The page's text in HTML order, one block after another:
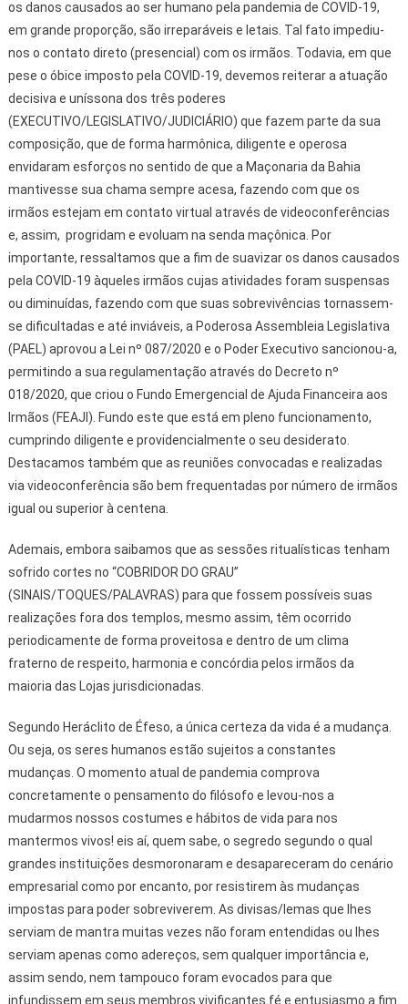
os danos causados ao ser humano pela pandemia de COVID-19,
em grande proporção, são irreparáveis e letais. Tal fato impediu-
nos o contato direto (presencial) com os irmãos. Todavia, em que
pese o óbice imposto pela COVID-19, devemos reiterar a atuação
decisiva e uníssona dos três poderes
(EXECUTIVO/LEGISLATIVO/JUDICIÁRIO) que fazem parte da sua
composição, que de forma harmônica, diligente e operosa
envidaram esforços no sentido de que a Maçonaria da Bahia
mantivesse sua chama sempre acesa, fazendo com que os
irmãos estejam em contato virtual através de videoconferências
e, assim, progridam e evoluam na senda maçônica. Por
importante, ressaltamos que a fim de suavizar os danos causados
pela COVID-19 àqueles irmãos cujas atividades foram suspensas
ou diminuídas, fazendo com que suas sobrevivências tornassem-
se dificultadas e até inviáveis, a Poderosa Assembleia Legislativa
(PAEL) aprovou a Lei nº 087/2020 e o Poder Executivo sancionou-a,
permitindo a sua regulamentação através do Decreto nº
018/2020, que criou o Fundo Emergencial de Ajuda Financeira aos
Irmãos (FEAJI). Fundo este que está em pleno funcionamento,
cumprindo diligente e providencialmente o seu desiderato.
Destacamos também que as reuniões convocadas e realizadas
via videoconferência são bem frequentadas por número de irmãos
igual ou superior à centena.
Ademais, embora saibamos que as sessões ritualísticas tenham
sofrido cortes no “COBRIDOR DO GRAU”
(SINAIS/TOQUES/PALAVRAS) para que fossem possíveis suas
realizações fora dos templos, mesmo assim, têm ocorrido
periodicamente de forma proveitosa e dentro de um clima
fraterno de respeito, harmonia e concórdia pelos irmãos da
maioria das Lojas jurisdicionadas.
Segundo Heráclito de Éfeso, a única certeza da vida é a mudança.
Ou seja, os seres humanos estão sujeitos a constantes
mudanças. O momento atual de pandemia comprova
concretamente o pensamento do filósofo e levou-nos a
mudarmos nossos costumes e hábitos de vida para nos
mantermos vivos! eis aí, quem sabe, o segredo segundo o qual
grandes instituições desmoronaram e desapareceram do cenário
empresarial como por encanto, por resistirem às mudanças
impostas para poder sobreviverem. As divisas/lemas que lhes
serviam de mantra muitas vezes não foram entendidas ou lhes
serviam apenas como adereços, sem qualquer importância e,
assim sendo, nem tampouco foram evocados para que
infundissem em seus membros vivificantes fé e entusiasmo a fim